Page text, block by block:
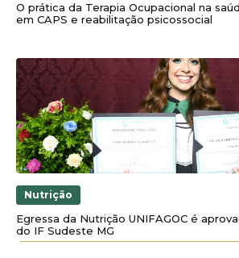
O prática da Terapia Ocupacional na
em CAPS e reabilitação psicossocial
Nutrição
Egressa da Nutrição UNIFAGOC é
do IF Sudeste MG